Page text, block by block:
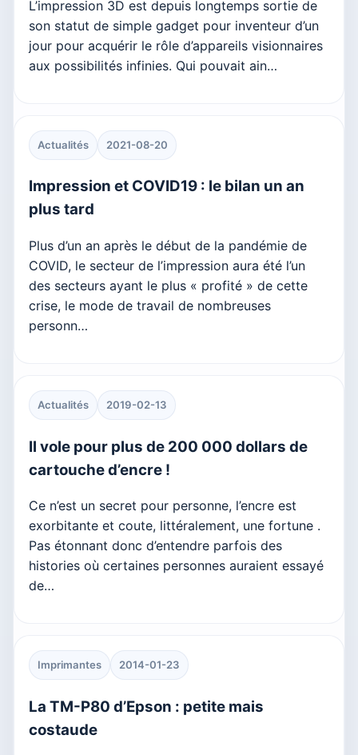
L’impression 3D est depuis longtemps sortie de
son statut de simple gadget pour inventeur d’un
jour pour acquérir le rôle d’appareils visionnaires
aux possibilités infinies. Qui pouvait ain…
Actualités 2021-08-20
Impression et COVID19 : le bilan un an
plus tard
Plus d’un an après le début de la pandémie de
COVID, le secteur de l’impression aura été l’un
des secteurs ayant le plus « profité » de cette
crise, le mode de travail de nombreuses
personn…
Actualités 2019-02-13
Il vole pour plus de 200 000 dollars de
cartouche d’encre !
Ce n’est un secret pour personne, l’encre est
exorbitante et coute, littéralement, une fortune .
Pas étonnant donc d’entendre parfois des
histories où certaines personnes auraient essayé
de…
Imprimantes 2014-01-23
La TM-P80 d’Epson : petite mais
costaude